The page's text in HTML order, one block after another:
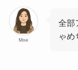
Moe
全部
ゃめ